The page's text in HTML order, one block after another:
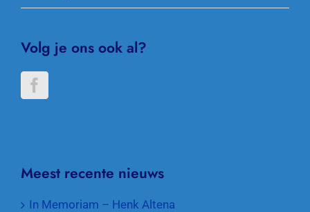
Volg je ons ook al?
Meest recente nieuws
In Memoriam – Henk Altena